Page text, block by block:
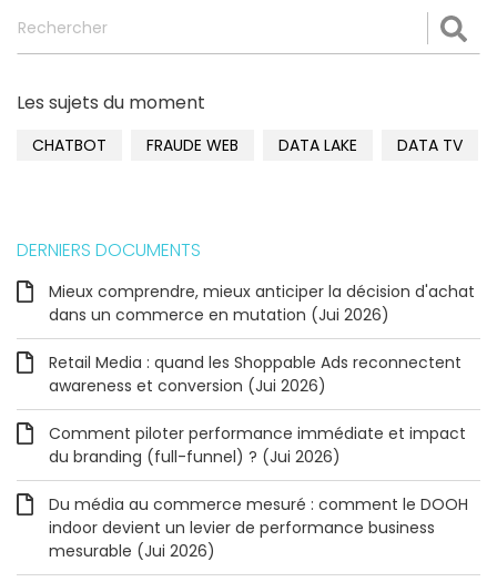
Les sujets du moment
CHATBOT FRAUDE WEB DATA LAKE DATA TV
DERNIERS DOCUMENTS
Mieux comprendre, mieux anticiper la décision d'achat
dans un commerce en mutation (Jui 2026)
Retail Media : quand les Shoppable Ads reconnectent
awareness et conversion (Jui 2026)
Comment piloter performance immédiate et impact
du branding (full-funnel) ? (Jui 2026)
Du média au commerce mesuré : comment le DOOH
indoor devient un levier de performance business
mesurable (Jui 2026)